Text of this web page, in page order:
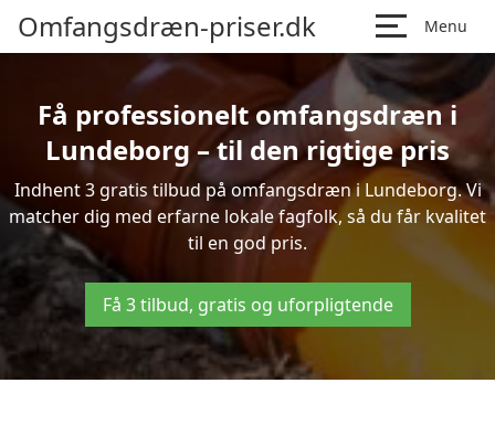
Omfangsdræn-priser.dk Menu
Få professionelt omfangsdræn i
Lundeborg – til den rigtige pris
Indhent 3 gratis tilbud på omfangsdræn i Lundeborg. Vi
matcher dig med erfarne lokale fagfolk, så du får kvalitet
til en god pris.
Få 3 tilbud, gratis og uforpligtende